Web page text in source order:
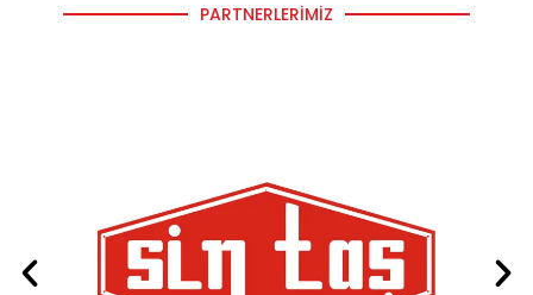
PARTNERLERIMIZ